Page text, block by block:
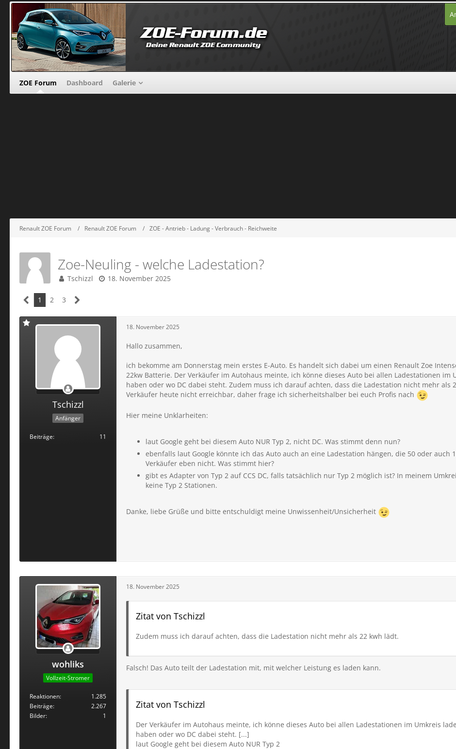
ZOE Forum Dashboard Galerie
Renault ZOE Forum Renault ZOE Forum ZOE - Antrieb - Ladung - Verbrauch - Reichweite
Zoe-Neuling - welche Ladestation?
Tschizzl 18. November 2025
1 2 3
Tschizzl
Anfänger
Beiträge 11
18. November 2025
Hallo zusammen,
ich bekomme am Donnerstag mein erstes E-Auto. Es handelt sich dabei um einen Renault Zoe
22kw Batterie. Der Verkäufer im Autohaus meinte, ich könne dieses Auto bei allen Ladestationen im
haben oder wo DC dabei steht. Zudem muss ich darauf achten, dass die Ladestation nicht mehr als
Verkäufer heute nicht erreichbar, daher frage ich sicherheitshalber bei euch Profis nach
Hier meine Unklarheiten:
laut Google geht bei diesem Auto NUR Typ 2, nicht DC. Was stimmt denn nun?
ebenfalls laut Google könnte ich das Auto auch an eine Ladestation hängen, die 50 oder auch
Verkäufer eben nicht. Was stimmt hier?
gibt es Adapter von Typ 2 auf CCS DC, falls tatsächlich nur Typ 2 möglich ist? In meinem
keine Typ 2 Stationen.
Danke, liebe Grüße und bitte entschuldigt meine Unwissenheit/Unsicherheit
wohliks
Vollzeit-Stromer
Reaktionen
1.285
Beiträge
2.267
Bilder
1
18. November 2025
Zitat von Tschizzl
Zudem muss ich darauf achten, dass die Ladestation nicht mehr als 22 kwh lädt.
Falsch! Das Auto teilt der Ladestation mit, mit welcher Leistung es laden kann.
Zitat von Tschizzl
Der Verkäufer im Autohaus meinte, ich könne dieses Auto bei allen Ladestationen im Umkreis
haben oder wo DC dabei steht. [...]
laut Google geht bei diesem Auto NUR Typ 2